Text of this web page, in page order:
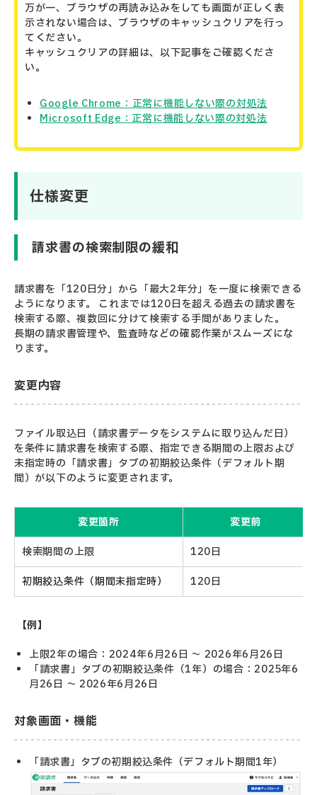
万が一、ブラウザの再読み込みをしても画面が正しく表
示されない場合は、ブラウザのキャッシュクリアを行っ
てください。
キャッシュクリアの詳細は、以下記事をご確認くださ
い。
Google Chrome：正常に機能しない際の対処法
Microsoft Edge：正常に機能しない際の対処法
仕様変更
請求書の検索制限の緩和
請求書を「120日分」から「最大2年分」を一度に検索できる
ようになります。 これまでは120日を超える過去の請求書を
検索する際、複数回に分けて検索する手間がありました。
長期の請求書管理や、監査時などの確認作業がスムーズにな
ります。
変更内容
ファイル取込日（請求書データをシステムに取り込んだ日）
を条件に請求書を検索する際、指定できる期間の上限および
未指定時の「請求書」タブの初期絞込条件（デフォルト期
間）が以下のように変更されます。
変更箇所
変更前
検索期間の上限
120日
初期絞込条件（期間未指定時）
120日
【例】
上限2年の場合：2024年6月26日 ～ 2026年6月26日
「請求書」タブの初期絞込条件（1年）の場合：2025年6
月26日 ～ 2026年6月26日
対象画面・機能
「請求書」タブの初期絞込条件（デフォルト期間1年）